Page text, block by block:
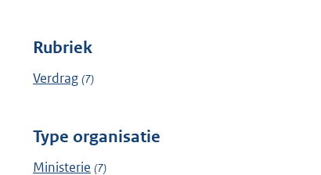
Rubriek
Verdrag (7)
Type organisatie
Ministerie (7)